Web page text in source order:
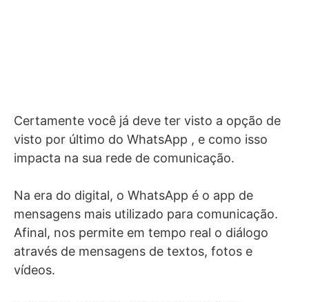
Certamente você já deve ter visto a opção de
visto por último do WhatsApp , e como isso
impacta na sua rede de comunicação.
Na era do digital, o WhatsApp é o app de
mensagens mais utilizado para comunicação.
Afinal, nos permite em tempo real o diálogo
através de mensagens de textos, fotos e
vídeos.